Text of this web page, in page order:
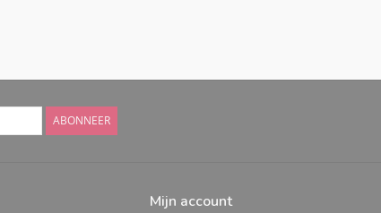
ABONNEER
Mijn account